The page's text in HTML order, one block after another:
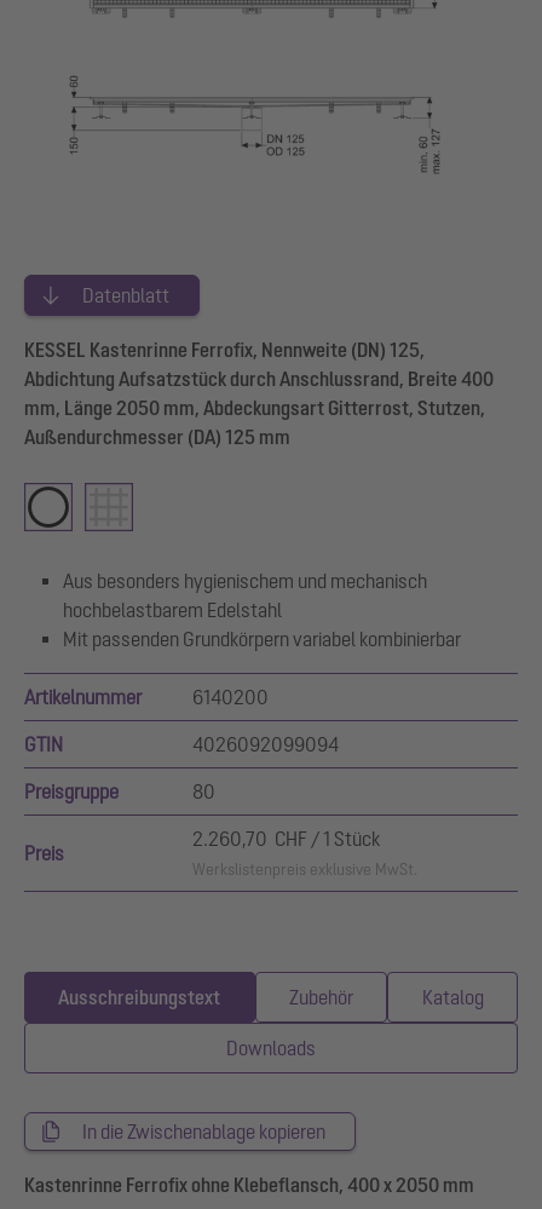
Datenblatt
KESSEL Kastenrinne Ferrofix, Nennweite (DN) 125,
Abdichtung Aufsatzstück durch Anschlussrand, Breite 400
mm, Länge 2050 mm, Abdeckungsart Gitterrost, Stutzen,
Außendurchmesser (DA) 125 mm
Aus besonders hygienischem und mechanisch
hochbelastbarem Edelstahl
Mit passenden Grundkörpern variabel kombinierbar
Artikelnummer 6140200
GTIN 4026092099094
Preisgruppe 80
Preis
2.260,70 CHF / 1 Stück
Werkslistenpreis exklusive MwSt.
Ausschreibungstext Zubehör Katalog
Downloads
In die Zwischenablage kopieren
Kastenrinne Ferrofix ohne Klebeflansch, 400 x 2050 mm